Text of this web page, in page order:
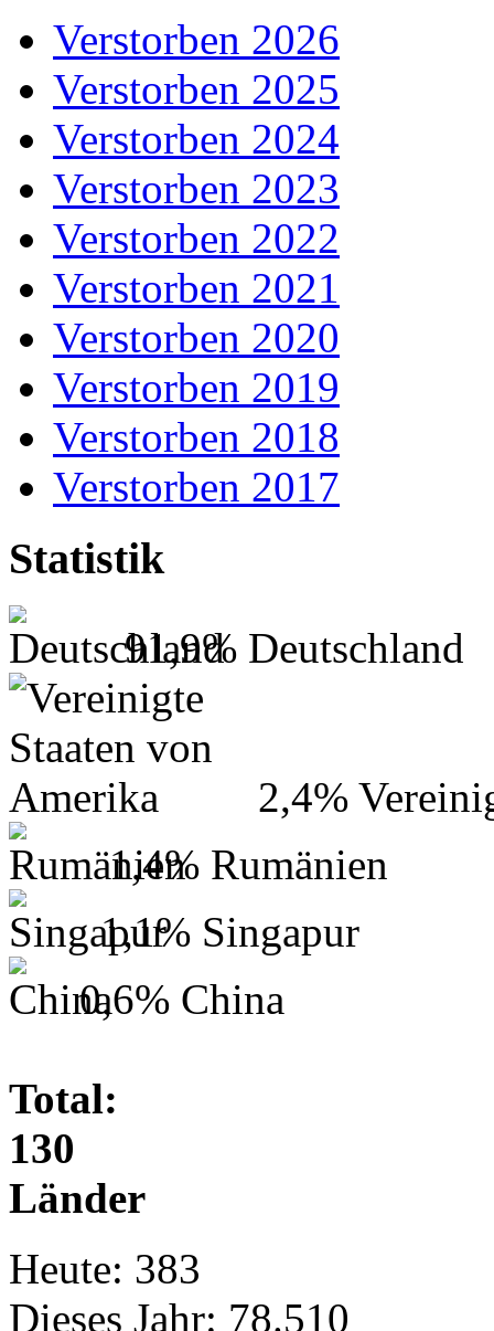
Verstorben 2026
Verstorben 2025
Verstorben 2024
Verstorben 2023
Verstorben 2022
Verstorben 2021
Verstorben 2020
Verstorben 2019
Verstorben 2018
Verstorben 2017
Statistik
91,9% Deutschland
2,4%
1,4% Rumänien
1,1% Singapur
0,6% China
Total:
130
Länder
Heute: 383
Dieses Jahr: 78.510